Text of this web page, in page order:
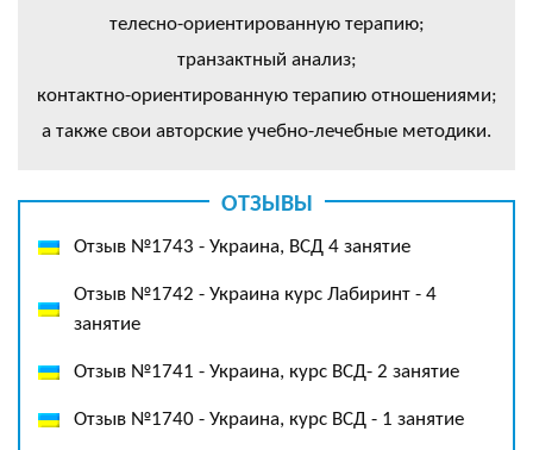
телесно-ориентированную терапию;
транзактный анализ;
контактно-ориентированную терапию отношениями;
а также свои авторские учебно-лечебные методики.
ОТЗЫВЫ
Отзыв №1743 - Украина, ВСД 4 занятие
Отзыв №1742 - Украина курс Лабиринт - 4
занятие
Отзыв №1741 - Украина, курс ВСД- 2 занятие
Отзыв №1740 - Украина, курс ВСД - 1 занятие